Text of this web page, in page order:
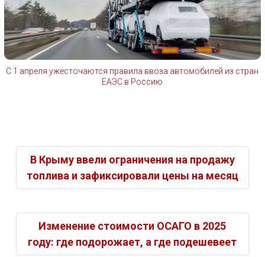
С 1 апреля ужесточаются правила ввоза автомобилей из стран
ЕАЭС в Россию
В Крыму ввели ограничения на продажу
топлива и зафиксировали цены на месяц
Изменение стоимости ОСАГО в 2025
году: где подорожает, а где подешевеет